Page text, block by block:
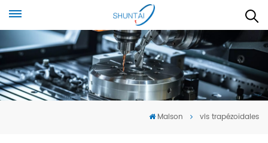
Maison vis trapézoïdales